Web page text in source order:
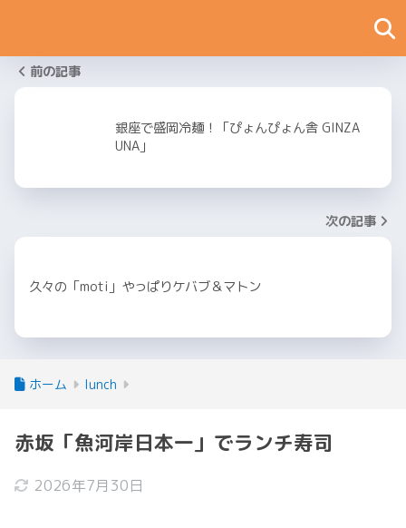
前の記事
銀座で盛岡冷麺！「ぴょんぴょん舎 GINZA
UNA」
次の記事
久々の「moti」やっぱりケバブ＆マトン
ホーム lunch
赤坂「魚河岸日本一」でランチ寿司
2026年7月30日